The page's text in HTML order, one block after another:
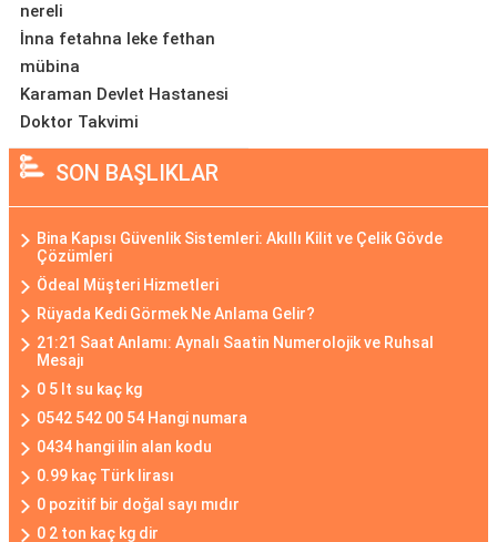
nereli
İnna fetahna leke fethan
mübina
Karaman Devlet Hastanesi
Doktor Takvimi
SON BAŞLIKLAR
Bina Kapısı Güvenlik Sistemleri: Akıllı Kilit ve Çelik Gövde
Çözümleri
Ödeal Müşteri Hizmetleri
Rüyada Kedi Görmek Ne Anlama Gelir?
21:21 Saat Anlamı: Aynalı Saatin Numerolojik ve Ruhsal
Mesajı
0 5 lt su kaç kg
0542 542 00 54 Hangi numara
0434 hangi ilin alan kodu
0.99 kaç Türk lirası
0 pozitif bir doğal sayı mıdır
0 2 ton kaç kg dir